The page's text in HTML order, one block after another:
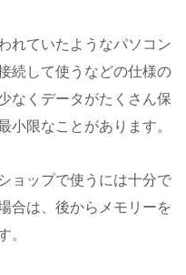
れていたようなパソコン
続して使うなどの仕様の
なくデータがたくさん保
小限なことがあります。
ョップで使うには十分で
合は、後からメモリーを
。